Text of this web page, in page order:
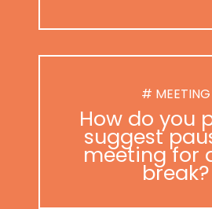
# MEETING
How do you
suggest
meeting for
break?